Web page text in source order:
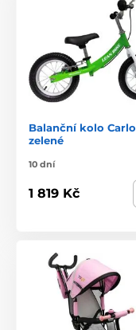
Balanční kolo Carlo
zelené
10 dní
1 819 Kč